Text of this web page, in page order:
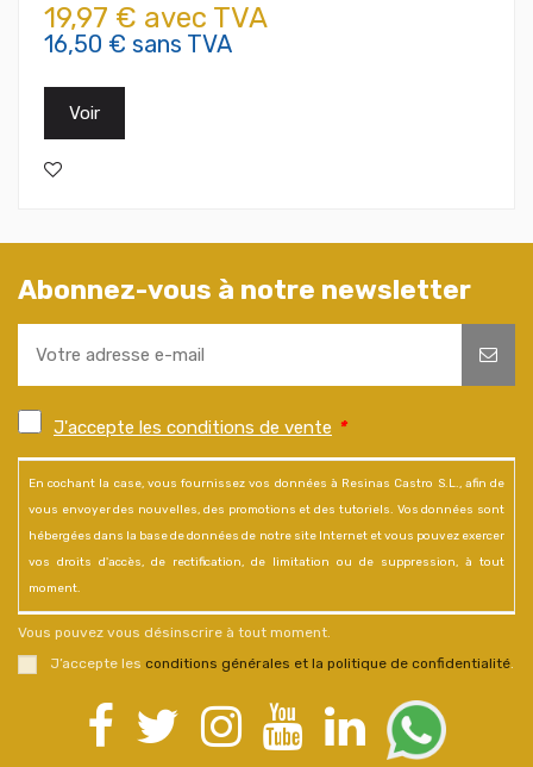
19,97 € avec TVA
16,50 € sans TVA
Voir
Abonnez-vous à notre newsletter
J'accepte les conditions de vente *
En cochant la case, vous fournissez vos données à Resinas Castro S.L., afin de
vous envoyer des nouvelles, des promotions et des tutoriels. Vos données sont
hébergées dans la base de données de notre site Internet et vous pouvez exercer
vos droits d'accès, de rectification, de limitation ou de suppression, à tout
moment.
Vous pouvez vous désinscrire à tout moment.
J’accepte les conditions générales et la politique de confidentialité.